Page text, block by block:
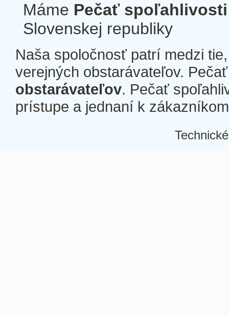
Máme Pečať spoľahlivosti
Slovenskej republiky
Naša spoločnosť patrí medzi
verejných obstarávateľov.
obstarávateľov. Pečať
prístupe a jednaní k